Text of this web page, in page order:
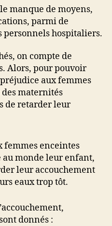
manque de moyens,
parmi de
personnels hospitaliers.
on compte de
Alors, pour pouvoir
aux femmes
maternités
de retarder leur
femmes enceintes
au monde leur enfant,
leur accouchement
eaux trop tôt.
donnés :